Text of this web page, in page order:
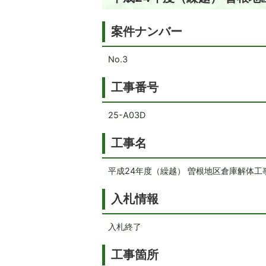
案件ナンバー
No.3
工事番号
25-A03D
工事名
平成24年度（繰越） 曽根地区倉庫解体工
入札情報
入札終了
工事箇所